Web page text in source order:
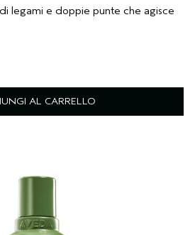
legami e doppie punte che agisce
AL CARRELLO